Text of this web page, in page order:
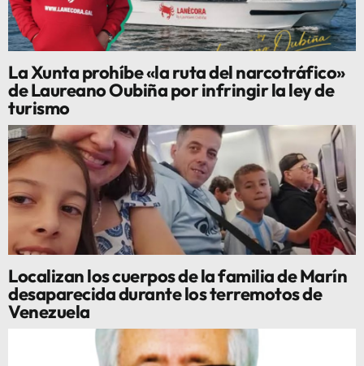
La Xunta prohíbe «la ruta del narcotráfico»
de Laureano Oubiña por infringir la ley de
turismo
Localizan los cuerpos de la familia de Marín
desaparecida durante los terremotos de
Venezuela